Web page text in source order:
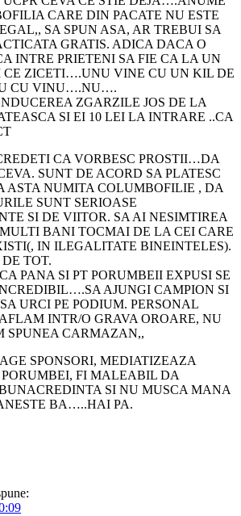
CARE DIN PACATE NU ESTE
SA SPUN ASA, AR TREBUI SA
GRATIS. ADICA DACA O
INTRE PRIETENI SA FIE CA LA UN
ZICETI….UNU VINE CU UN KIL DE
CU VINU….NU….
ZGARZILE JOS DE LA
SI EI 10 LEI LA INTRARE ..CA
CA VORBESC PROSTII…DA
SUNT DE ACORD SA PLATESC
ASTA NUMITA COLUMBOFILIE , DA
SUNT SERIOASE
SI DE VIITOR. SA AI NESIMTIREA
BANI TOCMAI DE LA CEI CARE
IN ILEGALITATE BINEINTELES).
TOT.
PANA SI PT PORUMBEII EXPUSI SE
AJUNGI CAMPION SI
URCI PE PODIUM. PERSONAL
INTR/O GRAVA OROARE, NU
SPUNEA CARMAZAN,,
SPONSORI, MEDIATIZEAZA
PORUMBEI, FI MALEABIL DA
SI NU MUSCA MANA
BA…..HAI PA.